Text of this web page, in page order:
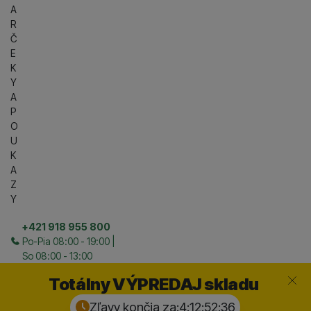
A
R
Č
E
K
Y
A
P
O
U
K
A
Z
Y
+421 918 955 800
Po-Pia 08:00 - 19:00 |
So 08:00 - 13:00
Totálny VÝPREDAJ skladu
Zľavy končia za:4:12:52:35
Zavrieť